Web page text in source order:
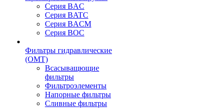
Серия BAC
Серия BATC
Серия BACM
Серия BOC
Фильтры гидравлические
(OMT)
Всасыващющие
фильтры
Фильтроэлементы
Напорные фильтры
Сливные фильтры